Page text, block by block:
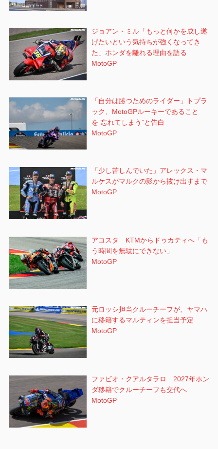
ジョアン・ミル「もっと何かを成し遂
げたいという気持ちが強くなってき
た」ホンダを離れる理由を語る
MotoGP
「自分は勝つためのライダー」トプラ
ック、MotoGPルーキーであること
を”忘れてしまう”と告白
MotoGP
「少し苦しんでいた」アレックス・マ
ルケスがマルクの影から抜け出すまで
MotoGP
アコスタ KTMからドゥカティへ「も
う時間を無駄にできない」
MotoGP
元ロッシ担当クルーチーフが、ヤマハ
に移籍するマルティンを担当予定
MotoGP
ファビオ・クアルタラロ 2027年ホン
ダ移籍でクルーチーフも交代へ
MotoGP